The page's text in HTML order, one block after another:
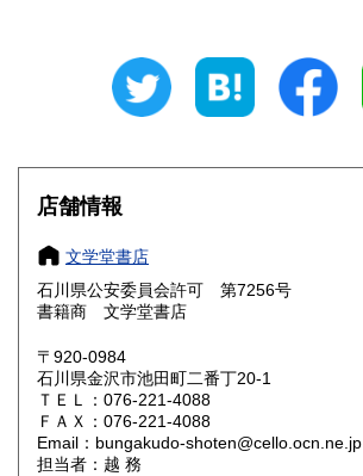
164円 三重県
大阪府
奈良県
鳥取県 164円
岡山県
山口県 164円
香川県 164円 愛媛県
店舗情報
文学堂書店
石川県公安委員会許可 第7256号
書籍商 文学堂書店
〒920-0984
石川県金沢市池田町二番丁20-1
ＴＥＬ：076-221-4088
ＦＡＸ：076-221-4088
Email：bungakudo-shoten@cello.ocn.ne.jp
担当者：越 務